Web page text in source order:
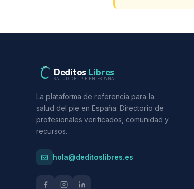
Deditos Libres
SALUD DEL PIE EN ESPAÑA
La plataforma de referencia para la
salud del pie en España. Directorio de
profesionales verificados, comunidad y
recursos.
hola@deditoslibres.es